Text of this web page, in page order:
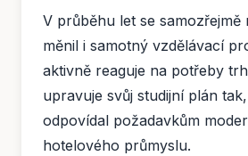
V průběhu let se samozřejmě
měnil i samotný vzdělávací
aktivně reaguje na potřeby
upravuje svůj studijní plán
odpovídal požadavkům
hotelového průmyslu.